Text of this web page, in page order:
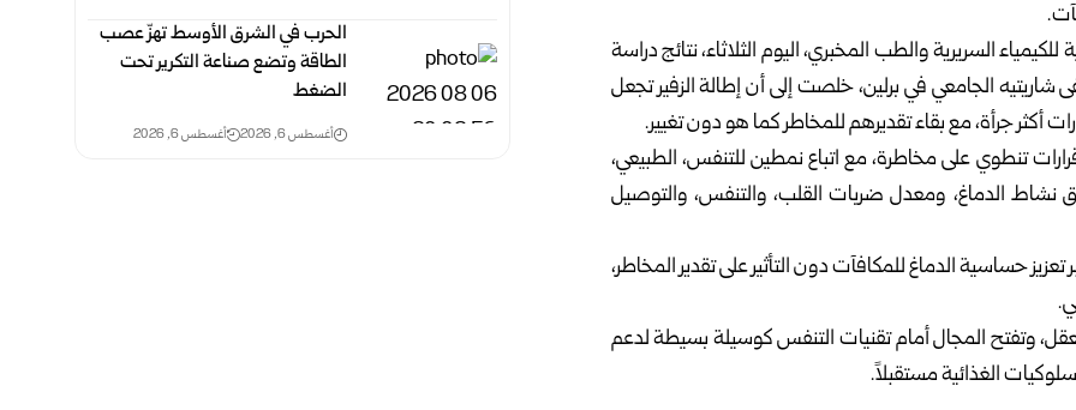
‏السريرية والطب المخبري، اليوم الثلاثاء، نتائج دراسة
شاريتيه الجامعي في برلين، ‏خلصت إلى أن إطالة الزفير تجعل
أكثر جرأة، مع بقاء تقديرهم للمخاطر كما هو ‏دون تغيير.‏
وعددهم 41 شخصاً، اتخاذ قرارات تنطوي ‏على مخاطرة، مع اتباع نمطين للتنفس، الطبيعي،
نشاط الدماغ، ومعدل ضربات ‏القلب، والتنفس، والتوصيل
‏حساسية الدماغ للمكافآت دون التأثير على تقدير المخاطر،
وتفتح ‏المجال أمام تقنيات التنفس كوسيلة بسيطة لدعم
الغذائية مستقبلاً.‏
الحرب في الشرق الأوسط تهزّ عصب
الطاقة وتضع صناعة التكرير تحت
الضغط
أغسطس 6, 2026 أغسطس 6, 2026